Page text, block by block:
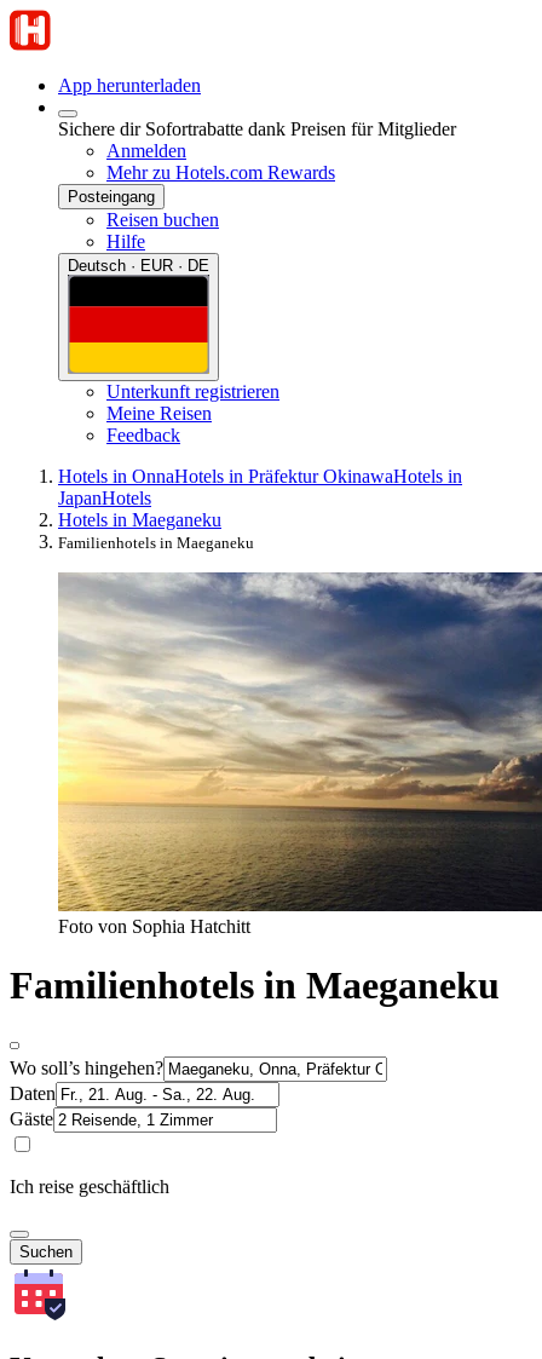
App herunterladen
Sichere dir Sofortrabatte dank Preisen für Mitglieder
Anmelden
Mehr zu Hotels.com Rewards
Posteingang
Reisen buchen
Hilfe
Deutsch · EUR · DE
Unterkunft registrieren
Meine Reisen
Feedback
Hotels in OnnaHotels in Präfektur OkinawaHotels in
JapanHotels
Hotels in Maeganeku
Familienhotels in Maeganeku
Foto von Sophia Hatchitt
Familienhotels in Maeganeku
Wo soll’s hingehen?
Daten
Gäste
Ich reise geschäftlich
Suchen